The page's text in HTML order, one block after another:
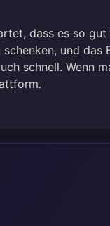
dass es so
schenken, und
schnell. Wenn